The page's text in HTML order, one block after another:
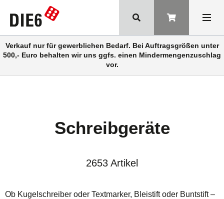
Verkauf nur für gewerblichen Bedarf. Bei Auftragsgrößen unter
500,- Euro behalten wir uns ggfs. einen Mindermengenzuschlag
vor.
Schreibgeräte
2653 Artikel
Ob Kugelschreiber oder Textmarker, Bleistift oder Buntstift –